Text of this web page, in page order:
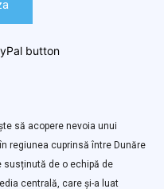
să acopere nevoia unui
regiunea cuprinsă între Dunăre
susținută de o echipă de
centrală, care și-a luat